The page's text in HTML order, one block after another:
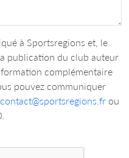
à Sportsregions et, le
publication du club auteur
complémentaire
pouvez communiquer
contact@sportsregions.fr ou